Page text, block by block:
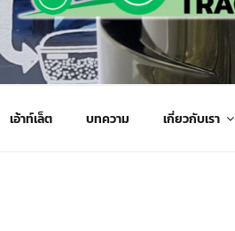
จักรกลเกษตร จัดส่งถึงมือลูกค้าทั่วปร
เอ้าท์เล็ต บทความ เกี่ยวกับเรา